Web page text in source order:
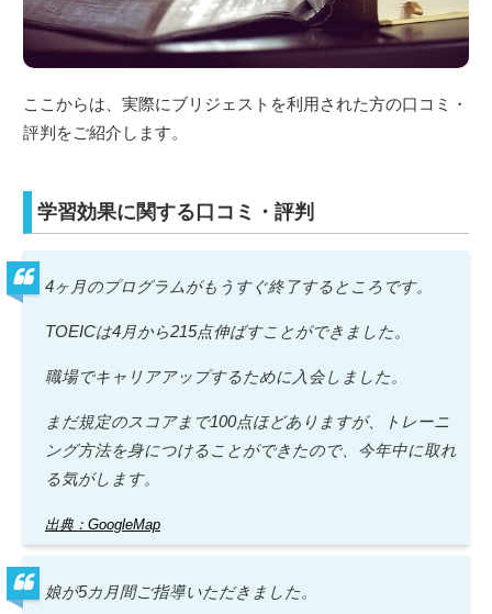
ここからは、実際にブリジェストを利用された方の口コミ・
評判をご紹介します。
学習効果に関する口コミ・評判
4ヶ月のプログラムがもうすぐ終了するところです。
TOEICは4月から215点伸ばすことができました。
職場でキャリアアップするために入会しました。
まだ規定のスコアまで100点ほどありますが、トレーニ
ング方法を身につけることができたので、今年中に取れ
る気がします。
出典：GoogleMap
娘が5カ月間ご指導いただきました。